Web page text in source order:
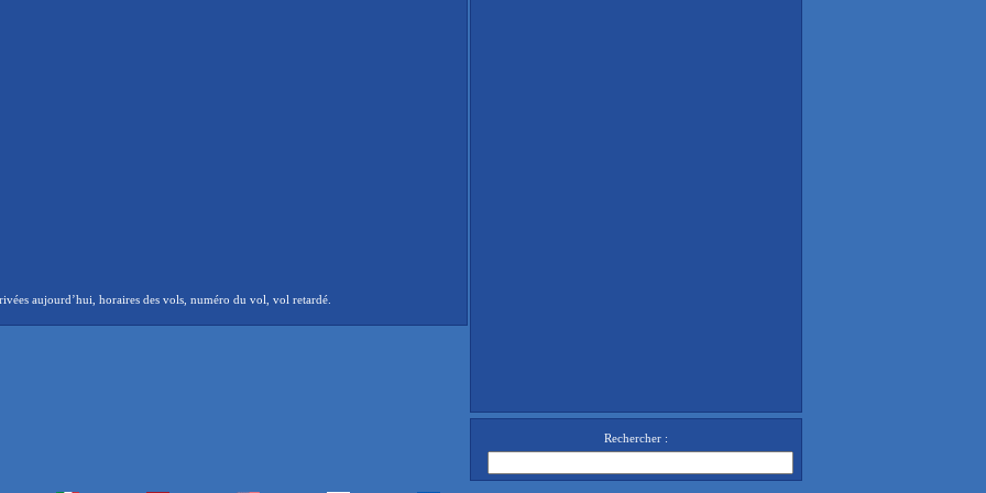
aujourd’hui, horaires des vols, numéro du vol, vol retardé.
Rechercher :